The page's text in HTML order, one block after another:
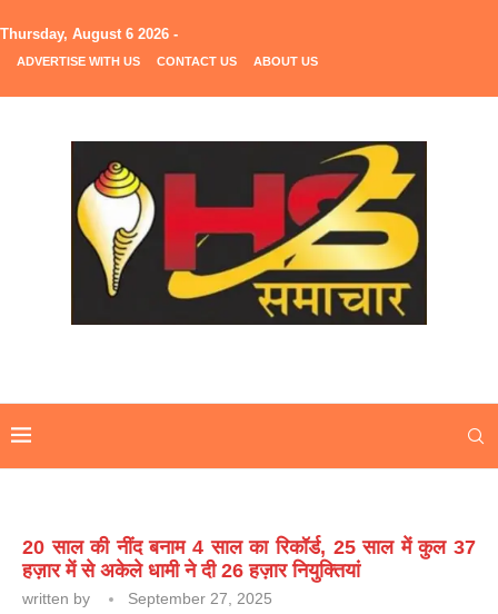
Thursday, August 6 2026 -
ADVERTISE WITH US CONTACT US ABOUT US
20 साल की नींद बनाम 4 साल का रिकॉर्ड, 25 साल में कुल 37
हज़ार में से अकेले धामी ने दी 26 हज़ार नियुक्तियां
written by September 27, 2025